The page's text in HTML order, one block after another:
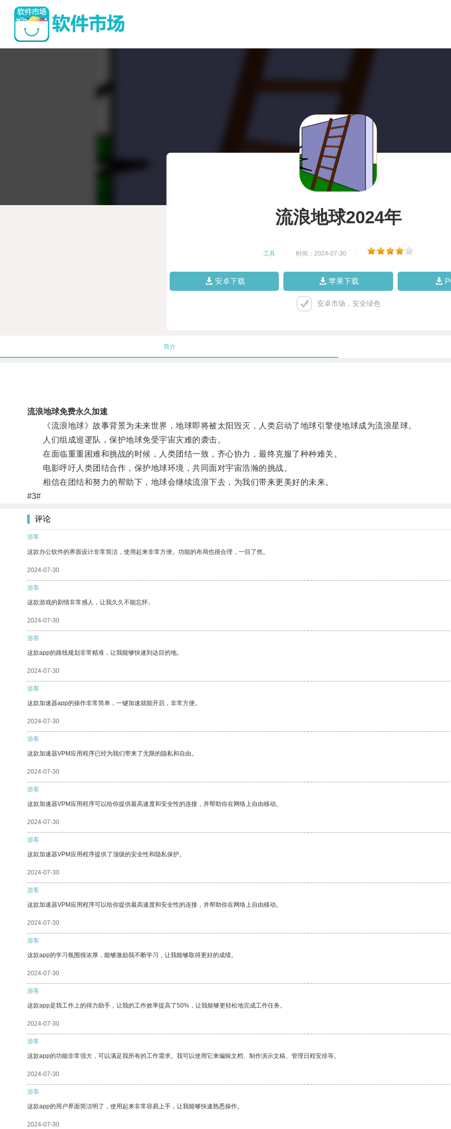
流浪地球2024年
工具 时间：2024-07-30
安卓下载 苹果下载
安卓市场，安全绿色
简介
流浪地球免费永久加速
《流浪地球》故事背景为未来世界，地球即将被太阳毁灭，人类启动了地球引擎使地球成为流浪星球。
人们组成巡逻队，保护地球免受宇宙灾难的袭击。
在面临重重困难和挑战的时候，人类团结一致，齐心协力，最终克服了种种难关。
电影呼吁人类团结合作，保护地球环境，共同面对宇宙浩瀚的挑战。
相信在团结和努力的帮助下，地球会继续流浪下去，为我们带来更美好的未来。
#3#
评论
游客
这款办公软件的界面设计非常简洁，使用起来非常方便。功能的布局也很合理，一目了然。
2024-07-30
游客
这款游戏的剧情非常感人，让我久久不能忘怀。
2024-07-30
游客
这款app的路线规划非常精准，让我能够快速到达目的地。
2024-07-30
游客
这款加速器app的操作非常简单，一键加速就能开启，非常方便。
2024-07-30
游客
这款加速器VPM应用程序已经为我们带来了无限的隐私和自由。
2024-07-30
游客
这款加速器VPM应用程序可以给你提供最高速度和安全性的连接，并帮助你在网络上自由移动。
2024-07-30
游客
这款加速器VPM应用程序提供了顶级的安全性和隐私保护。
2024-07-30
游客
这款加速器VPM应用程序可以给你提供最高速度和安全性的连接，并帮助你在网络上自由移动。
2024-07-30
游客
这款app的学习氛围很浓厚，能够激励我不断学习，让我能够取得更好的成绩。
2024-07-30
游客
这款app是我工作上的得力助手，让我的工作效率提高了50%，让我能够更轻松地完成工作任务。
2024-07-30
游客
这款app的功能非常强大，可以满足我所有的工作需求。我可以使用它来编辑文档、制作演示文稿、管理日程安排等。
2024-07-30
游客
这款app的用户界面简洁明了，使用起来非常容易上手，让我能够快速熟悉操作。
2024-07-30